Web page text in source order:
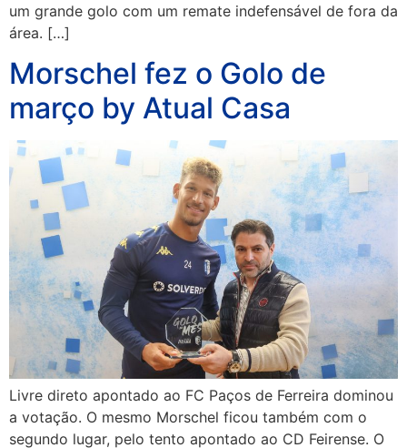
um grande golo com um remate indefensável de fora da
área. […]
Morschel fez o Golo de
março by Atual Casa
Livre direto apontado ao FC Paços de Ferreira dominou
a votação. O mesmo Morschel ficou também com o
segundo lugar, pelo tento apontado ao CD Feirense. O